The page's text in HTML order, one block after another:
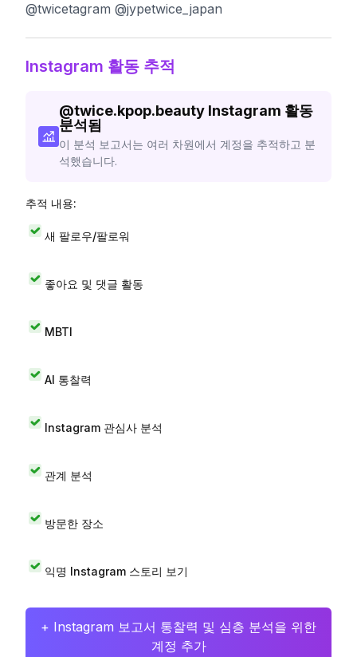
@twicetagram @jypetwice_japan
Instagram 활동 추적
@twice.kpop.beauty Instagram 활동
분석됨
이 분석 보고서는 여러 차원에서 계정을 추적하고 분
석했습니다.
추적 내용:
새 팔로우/팔로워
좋아요 및 댓글 활동
MBTI
AI 통찰력
Instagram 관심사 분석
관계 분석
방문한 장소
익명 Instagram 스토리 보기
+ Instagram 보고서 통찰력 및 심층 분석을 위한
계정 추가